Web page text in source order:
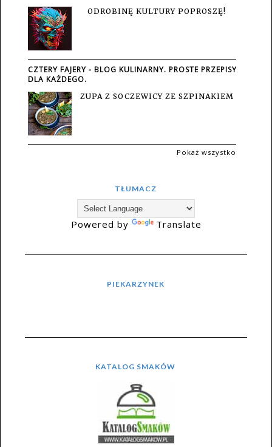
ODROBINĘ KULTURY POPROSZĘ!
CZTERY FAJERY - BLOG KULINARNY. PROSTE PRZEPISY
DLA KAŻDEGO.
ZUPA Z SOCZEWICY ZE SZPINAKIEM
Pokaż wszystko
TŁUMACZ
Powered by Translate
PIEKARZYNEK
KATALOG SMAKÓW